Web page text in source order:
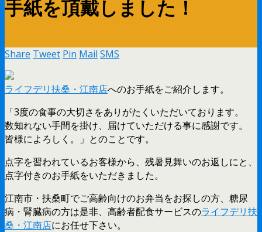
手紙を頂戴しました！
Share Tweet Pin Mail SMS
ライフデリ扶桑・江南店へのお手紙をご紹介します。
「3度の食事の大切さをありがたくいただいております。
数知れない手間を掛け、届けていただける事に感謝です。
皆様によろしく。」とのことです。
点字を習われているお客様から、残暑見舞いのお返しにと、
点字付きのお手紙をいただきました。
江南市・扶桑町でご高齢向けのお弁当をお探しの方、糖尿
病・腎臓病の方は是非、高齢者配食サービスのライフデリ扶
桑・江南店にお任せ下さい。